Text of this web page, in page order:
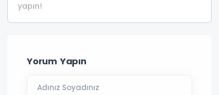
yapın!
Yorum Yapın